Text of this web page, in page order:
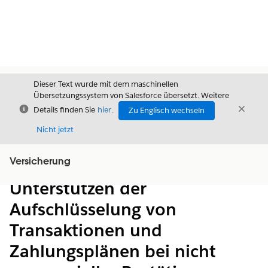
Schließen
Dieser Text wurde mit dem maschinellen
Übersetzungssystem von Salesforce übersetzt. Weitere
Details finden Sie hier.
Zu Englisch wechseln
Nicht jetzt
VersicherungInhalt anzeigen
Inhalt
Unterstützen der
Aufschlüsselung von
Transaktionen und
Zahlungsplänen bei nicht